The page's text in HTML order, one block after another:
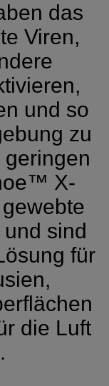
das
Viren,
und so
zu
X-
sind
für
die Luft